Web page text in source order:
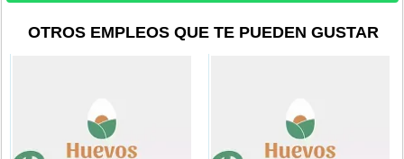
OTROS EMPLEOS QUE TE PUEDEN GUSTAR